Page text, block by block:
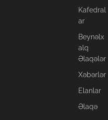
Kafedral
ar
Beynəlx
alq
Əlaqələr
Xəbərlər
Elanlar
Əlaqə